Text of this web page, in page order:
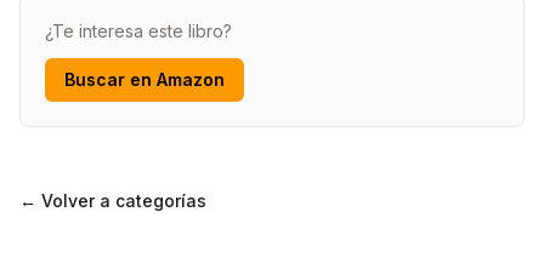
¿Te interesa este libro?
Buscar en Amazon
← Volver a categorías